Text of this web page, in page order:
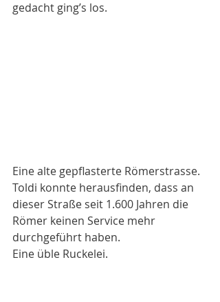
gedacht ging’s los.
Eine alte gepflasterte Römerstrasse.
Toldi konnte herausfinden, dass an
dieser Straße seit 1.600 Jahren die
Römer keinen Service mehr
durchgeführt haben.
Eine üble Ruckelei.